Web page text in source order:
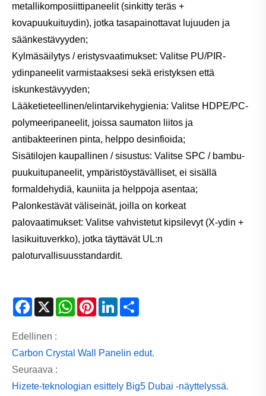
metallikomposiittipaneelit (sinkitty teräs +
kovapuukuituydin), jotka tasapainottavat lujuuden ja
säänkestävyyden;
Kylmäsäilytys / eristysvaatimukset: Valitse PU/PIR-
ydinpaneelit varmistaaksesi sekä eristyksen että
iskunkestävyyden;
Lääketieteellinen/elintarvikehygienia: Valitse HDPE/PC-
polymeeripaneelit, joissa saumaton liitos ja
antibakteerinen pinta, helppo desinfioida;
Sisätilojen kaupallinen / sisustus: Valitse SPC / bambu-
puukuitupaneelit, ympäristöystävälliset, ei sisällä
formaldehydiä, kauniita ja helppoja asentaa;
Palonkestävät väliseinät, joilla on korkeat
palovaatimukset: Valitse vahvistetut kipsilevyt (X-ydin +
lasikuituverkko), jotka täyttävät UL:n
paloturvallisuusstandardit.
Facebook
X WhatsApp
PinterestLinkedIn
Edellinen :
Carbon Crystal Wall Panelin edut.
Seuraava :
Hizete-teknologian esittely Big5 Dubai -näyttelyssä.